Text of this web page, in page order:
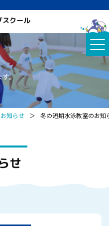
スクール
。
お知らせ ＞ 冬の短期水泳教室のお知
せ